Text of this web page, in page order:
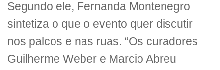
Segundo ele, Fernanda Montenegro
sintetiza o que o evento quer discutir
nos palcos e nas ruas. “Os curadores
Guilherme Weber e Marcio Abreu